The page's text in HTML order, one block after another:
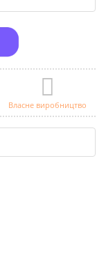
Власне виробництво